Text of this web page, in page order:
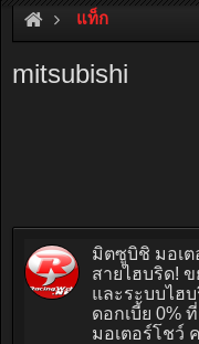
แท็ก
mitsubishi
มิตซูบิชิ มอเต
สายไฮบริด!
และระบบไฮ
ดอกเบี้ย 0%
มอเตอร์โชว์